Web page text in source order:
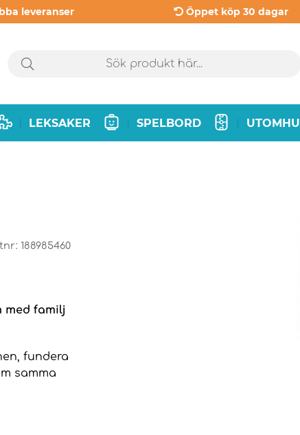
leveranser Öppet köp 30 dagar
LEKSAKER SPELBORD
188985460
med familj
fundera
samma